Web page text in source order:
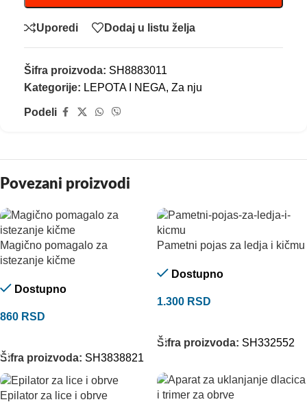
Uporedi Dodaj u listu želja
Šifra proizvoda: SH8883011
Kategorije: LEPOTA I NEGA, Za nju
Podeli
Povezani proizvodi
Magično pomagalo za
istezanje kičme
Dostupno
860 RSD
Šifra proizvoda: SH3838821
Pametni pojas za ledja i kičmu
Dostupno
1.300 RSD
Šifra proizvoda: SH332552
Epilator za lice i obrve